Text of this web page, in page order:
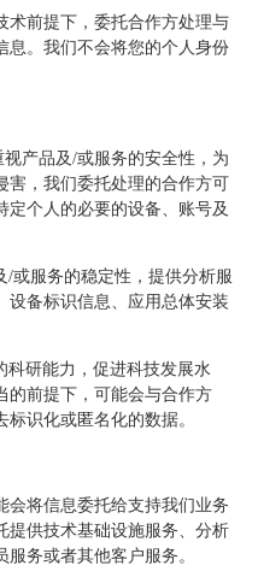
术前提下，委托合作方处理与
息。我们不会将您的个人身份
产品及/或服务的安全性，为
害，我们委托处理的合作方可
定个人的必要的设备、账号及
/或服务的稳定性，提供分析服
设备标识信息、应用总体安装
科研能力，促进科技发展水
的前提下，可能会与合作方
标识化或匿名化的数据。
会将信息委托给支持我们业务
提供技术基础设施服务、分析
务或者其他客户服务。